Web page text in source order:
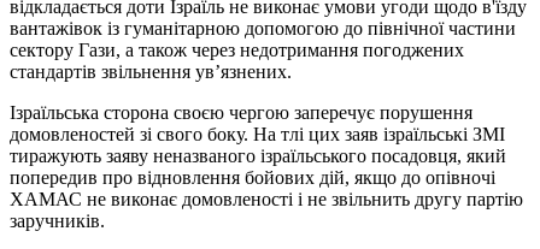
відкладається доти Ізраїль не виконає умови угоди щодо в'їзду
вантажівок із гуманітарною допомогою до північної частини
сектору Гази, а також через недотримання погоджених
стандартів звільнення ув’язнених.
Ізраїльська сторона своєю чергою заперечує порушення
домовленостей зі свого боку. На тлі цих заяв ізраїльські ЗМІ
тиражують заяву неназваного ізраїльського посадовця, який
попередив про відновлення бойових дій, якщо до опівночі
ХАМАС не виконає домовленості і не звільнить другу партію
заручників.